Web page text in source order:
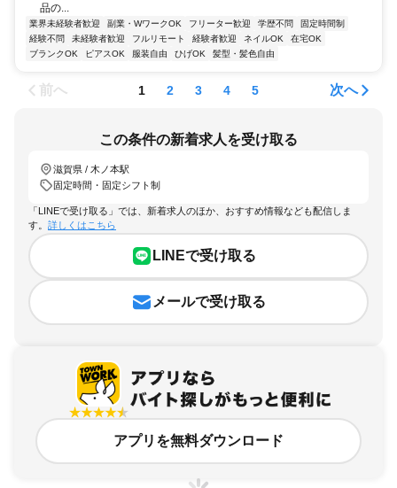
品の...
業界未経験者歓迎 副業・WワークOK フリーター歓迎 学歴不問
固定時間制
経験不問
未経験者歓迎 フルリモート 経験者歓迎 ネイルOK
在宅OK
ブランクOK
ピアスOK 服装自由 ひげOK 髪型・髪色自由
前へ 1 2 3 4 5 次へ
この条件の新着求人を受け取る
滋賀県 / 木ノ本駅
固定時間・固定シフト制
「LINEで受け取る」では、新着求人のほか、おすすめ情報なども配信しま
す。 詳しくはこちら
LINEで受け取る
メールで受け取る
アプリを無料ダウンロード